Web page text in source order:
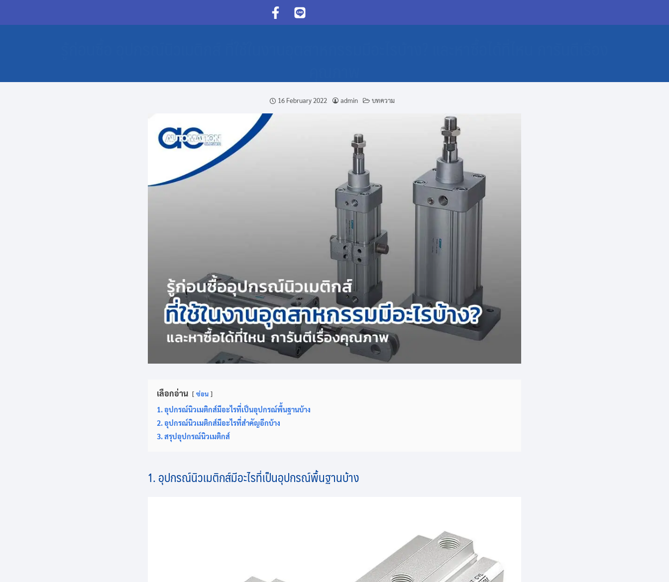
16 February 2022 admin บทความ
เลือกอ่าน ซ่อน
1. อุปกรณ์นิวเมติกส์มีอะไรที่เป็นอุปกรณ์พื้นฐานบ้าง
2. อุปกรณ์นิวเมติกส์มีอะไรที่สำคัญอีกบ้าง
3. สรุปอุปกรณ์นิวเมติกส์
1. อุปกรณ์นิวเมติกส์มีอะไรที่เป็นอุปกรณ์พื้นฐานบ้าง